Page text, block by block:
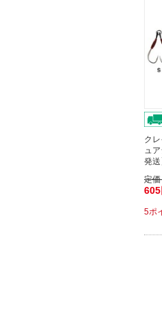
ク
ュ
発送
定
605
5ポ